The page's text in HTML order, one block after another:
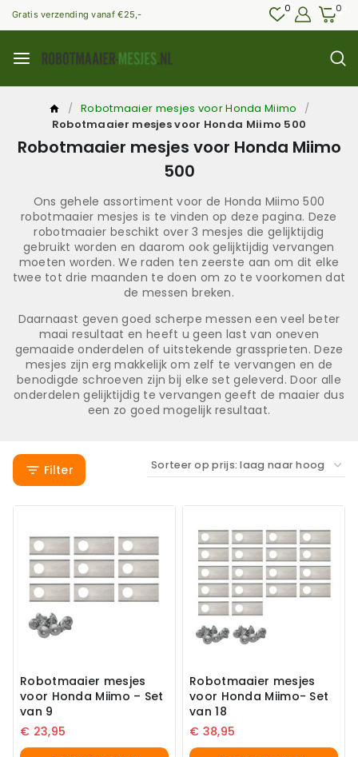
Gratis verzending vanaf €25,- 0 0
/ Robotmaaier mesjes voor Honda Miimo
/
Robotmaaier mesjes voor Honda Miimo 500
Robotmaaier mesjes voor Honda Miimo
500
Ons gehele assortiment voor de Honda Miimo 500
robotmaaier mesjes is te vinden op deze pagina. Deze
robotmaaier beschikt over 3 mesjes die gelijktijdig
gebruikt worden en daarom ook gelijktijdig vervangen
moeten worden. We raden ten zeerste aan om dit elke
twee tot drie maanden te doen om zo te voorkomen dat
de messen breken.
Daarnaast geven goed scherpe messen een veel beter
maai resultaat en heeft u geen last van oneven
gemaaide onderdelen of uitstekende grassprieten. Deze
mesjes zijn erg makkelijk om zelf te vervangen en de
benodigde schroeven zijn bij elke set geleverd. Door alle
onderdelen gelijktijdig te vervangen geeft de maaier dus
een zo goed mogelijk resultaat.
Filter
Robotmaaier mesjes
voor Honda Miimo – Set
van 9
€ 23,95
Robotmaaier mesjes
voor Honda Miimo- Set
van 18
€ 38,95